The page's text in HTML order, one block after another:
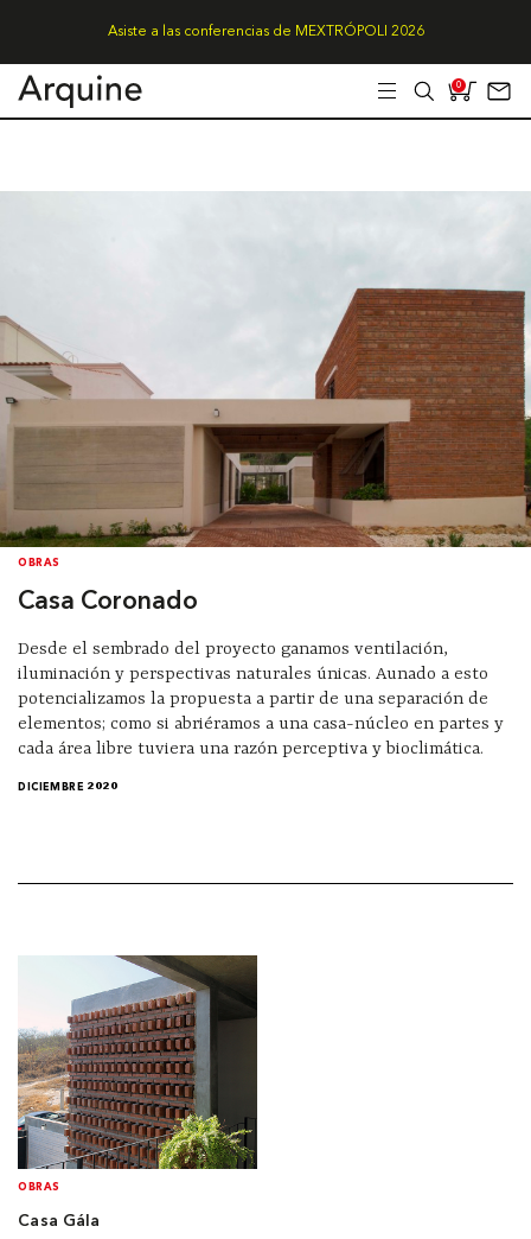
Asiste a las conferencias de MEXTRÓPOLI 2026
0
OBRAS
Casa Coronado
Desde el sembrado del proyecto ganamos ventilación,
iluminación y perspectivas naturales únicas. Aunado a esto
potencializamos la propuesta a partir de una separación de
elementos; como si abriéramos a una casa-núcleo en partes y
cada área libre tuviera una razón perceptiva y bioclimática.
DICIEMBRE 2020
OBRAS
Casa Gála